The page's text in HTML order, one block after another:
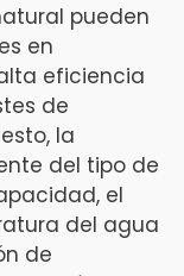
pueden
en
eficiencia
de
la
del tipo de
el
del agua
de